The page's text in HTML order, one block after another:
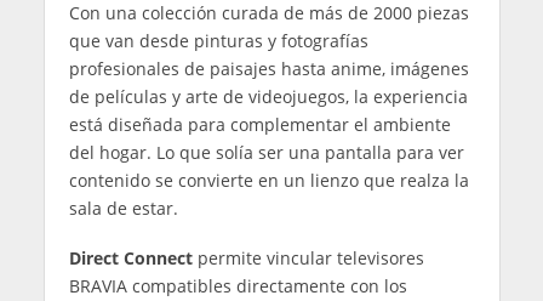
Con una colección curada de más de 2000 piezas
que van desde pinturas y fotografías
profesionales de paisajes hasta anime, imágenes
de películas y arte de videojuegos, la experiencia
está diseñada para complementar el ambiente
del hogar. Lo que solía ser una pantalla para ver
contenido se convierte en un lienzo que realza la
sala de estar.
Direct Connectpermite vincular televisores
BRAVIA compatibles directamente con los